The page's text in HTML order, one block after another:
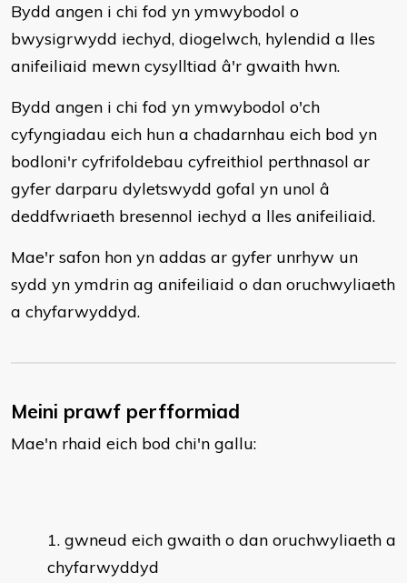
Bydd angen i chi fod yn ymwybodol o
bwysigrwydd iechyd, diogelwch, hylendid a lles
anifeiliaid mewn cysylltiad â'r gwaith hwn.
Bydd angen i chi fod yn ymwybodol o'ch
cyfyngiadau eich hun a chadarnhau eich bod yn
bodloni'r cyfrifoldebau cyfreithiol perthnasol ar
gyfer darparu dyletswydd gofal yn unol â
deddfwriaeth bresennol iechyd a lles anifeiliaid.
Mae'r safon hon yn addas ar gyfer unrhyw un
sydd yn ymdrin ag anifeiliaid o dan oruchwyliaeth
a chyfarwyddyd.
Meini prawf perfformiad
Mae'n rhaid eich bod chi'n gallu:
gwneud eich gwaith o dan oruchwyliaeth a
chyfarwyddyd